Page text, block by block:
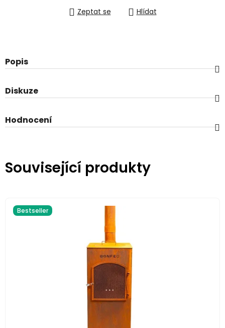
Zeptat se Hlídat
Popis
Diskuze
Hodnocení
Související produkty
Bestseller